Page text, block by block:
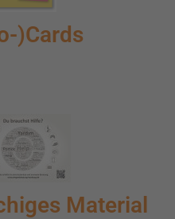
)Cards
Material